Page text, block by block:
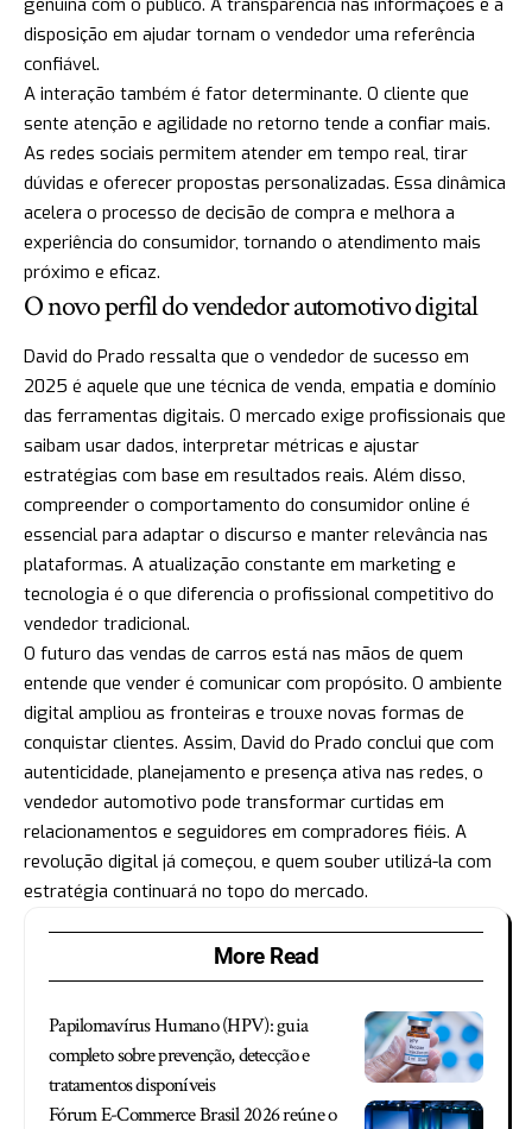
disposição em ajudar tornam o vendedor uma referência
confiável.
A interação também é fator determinante. O cliente que
sente atenção e agilidade no retorno tende a confiar mais.
As redes sociais permitem atender em tempo real, tirar
dúvidas e oferecer propostas personalizadas. Essa dinâmica
acelera o processo de decisão de compra e melhora a
experiência do consumidor, tornando o atendimento mais
próximo e eficaz.
O novo perfil do vendedor automotivo digital
David do Prado ressalta que o vendedor de sucesso em
2025 é aquele que une técnica de venda, empatia e domínio
das ferramentas digitais. O mercado exige profissionais que
saibam usar dados, interpretar métricas e ajustar
estratégias com base em resultados reais. Além disso,
compreender o comportamento do consumidor online é
essencial para adaptar o discurso e manter relevância nas
plataformas. A atualização constante em marketing e
tecnologia é o que diferencia o profissional competitivo do
vendedor tradicional.
O futuro das vendas de carros está nas mãos de quem
entende que vender é comunicar com propósito. O ambiente
digital ampliou as fronteiras e trouxe novas formas de
conquistar clientes. Assim, David do Prado conclui que com
autenticidade, planejamento e presença ativa nas redes, o
vendedor automotivo pode transformar curtidas em
relacionamentos e seguidores em compradores fiéis. A
revolução digital já começou, e quem souber utilizá-la com
estratégia continuará no topo do mercado.
More Read
Papilomavírus Humano (HPV): guia
completo sobre prevenção, detecção e
tratamentos disponíveis
Fórum E-Commerce Brasil 2026 reúne o